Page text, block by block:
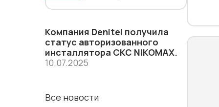
Компания Denitel получила
статус aвторизованного
инсталлятора СКС NIKOMAX.
10.07.2025
Все новости